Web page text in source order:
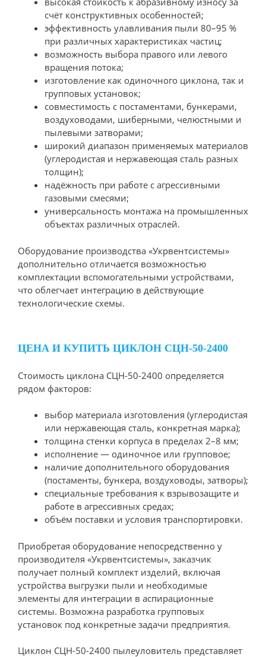
счёт конструктивных особенностей;
эффективность улавливания пыли 80–95 %
при различных характеристиках частиц;
возможность выбора правого или левого
вращения потока;
изготовление как одиночного циклона, так и
групповых установок;
совместимость с постаментами, бункерами,
воздуховодами, шиберными, челюстными и
пылевыми затворами;
широкий диапазон применяемых материалов
(углеродистая и нержавеющая сталь разных
толщин);
надёжность при работе с агрессивными
газовыми смесями;
универсальность монтажа на промышленных
объектах различных отраслей.
Оборудование производства «Укрвентсистемы»
дополнительно отличается возможностью
комплектации вспомогательными устройствами,
что облегчает интеграцию в действующие
технологические схемы.
ЦЕНА И КУПИТЬ ЦИКЛОН СЦН-50-2400
Стоимость циклона СЦН-50-2400 определяется
рядом факторов:
выбор материала изготовления (углеродистая
или нержавеющая сталь, конкретная марка);
толщина стенки корпуса в пределах 2–8 мм;
исполнение — одиночное или групповое;
наличие дополнительного оборудования
(постаменты, бункера, воздуховоды, затворы);
специальные требования к взрывозащите и
работе в агрессивных средах;
объём поставки и условия транспортировки.
Приобретая оборудование непосредственно у
производителя «Укрвентсистемы», заказчик
получает полный комплект изделий, включая
устройства выгрузки пыли и необходимые
элементы для интеграции в аспирационные
системы. Возможна разработка групповых
установок под конкретные задачи предприятия.
Циклон СЦН-50-2400 пылеуловитель представляет